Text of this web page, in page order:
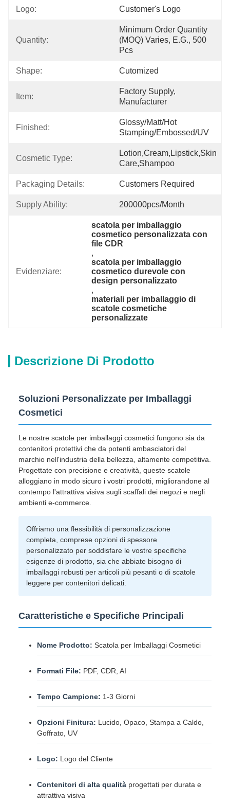
Logo: Customer's Logo
Quantity:
Minimum Order Quantity
(MOQ) Varies, E.g., 500
Pcs
Shape: Cutomized
Item:
Factory Supply,
Manufacturer
Finished:
Glossy/Matt/Hot
Stamping/Embossed/UV
Cosmetic Type:
Lotion,cream,Lipstick,skin
Care,shampoo
Packaging Details: Customers Required
Supply Ability: 200000pcs/month
Evidenziare:
scatola per imballaggio
cosmetico personalizzata con
file CDR
,
scatola per imballaggio
cosmetico durevole con
design personalizzato
,
materiali per imballaggio di
scatole cosmetiche
personalizzate
Descrizione Di Prodotto
Soluzioni Personalizzate per Imballaggi
Cosmetici
Le nostre scatole per imballaggi cosmetici fungono sia da
contenitori protettivi che da potenti ambasciatori del
marchio nell'industria della bellezza, altamente competitiva.
Progettate con precisione e creatività, queste scatole
alloggiano in modo sicuro i vostri prodotti, migliorandone al
contempo l'attrattiva visiva sugli scaffali dei negozi e negli
ambienti e-commerce.
Offriamo una flessibilità di personalizzazione
completa, comprese opzioni di spessore
personalizzato per soddisfare le vostre specifiche
esigenze di prodotto, sia che abbiate bisogno di
imballaggi robusti per articoli più pesanti o di scatole
leggere per contenitori delicati.
Caratteristiche e Specifiche Principali
Nome Prodotto: Scatola per Imballaggi Cosmetici
Formati File: PDF, CDR, AI
Tempo Campione: 1-3 Giorni
Opzioni Finitura: Lucido, Opaco, Stampa a Caldo,
Goffrato, UV
Logo: Logo del Cliente
Contenitori di alta qualità progettati per durata e
attrattiva visiva